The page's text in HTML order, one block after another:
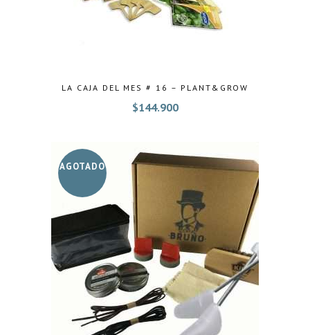
LA CAJA DEL MES # 16 – PLANT&GROW
$144.900
AGOTADO